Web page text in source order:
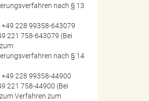
nach § 13
+49 228 99358-643079
221 758-643079 (Bei
nach § 14
+49 228 99358-44900
221 758-44900 (Bei
Verfahren zum